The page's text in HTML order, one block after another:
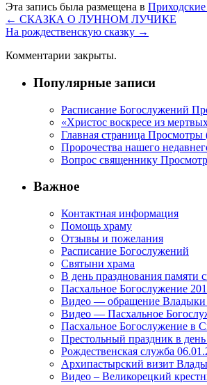
Эта запись была размещена в
← СКАЗКА О ЛУННОМ ЛУЧИКЕ
На рождественскую сказку →
Комментарии закрыты.
Популярные записи
Расписание Богослужений
«Христос воскресе из
Главная страница Просмотры
Пророчества нашего
Вопрос священнику
Важное
Контактная информация
Помощь храму
Отзывы и пожелания
Расписание Богослужений
Святыни храма
В день празднования памяти
Пасхальное Богослужение
Видео — обращение Владыки
Видео — Пасхальное
Пасхальное Богослужение в
Престольный праздник в
Рождественская служба
Архипастырский визит
Видео – Великорецкий